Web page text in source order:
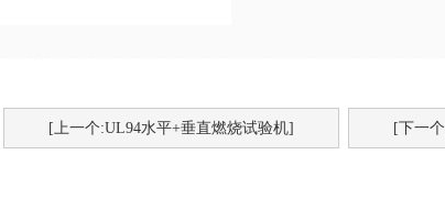
[上一个:UL94水平+垂直燃烧试验机] [下一